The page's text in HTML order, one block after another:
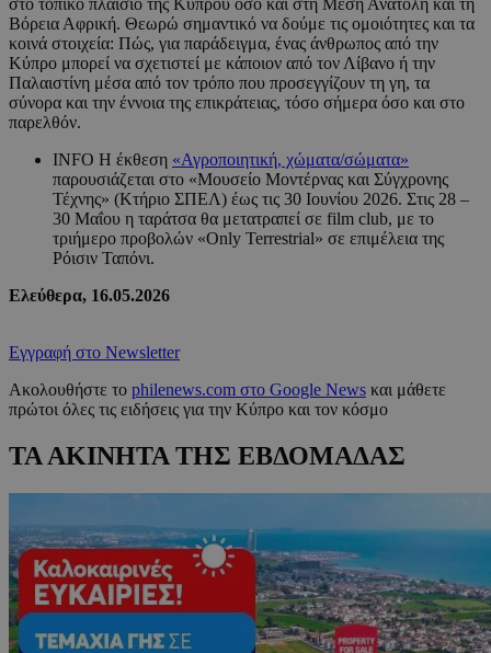
στο τοπικό πλαίσιο της Κύπρου όσο και στη Μέση Ανατολή και τη
Βόρεια Αφρική. Θεωρώ σημαντικό να δούμε τις ομοιότητες και τα
κοινά στοιχεία: Πώς, για παράδειγμα, ένας άνθρωπος από την
Κύπρο μπορεί να σχετιστεί με κάποιον από τον Λίβανο ή την
Παλαιστίνη μέσα από τον τρόπο που προσεγγίζουν τη γη, τα
σύνορα και την έννοια της επικράτειας, τόσο σήμερα όσο και στο
παρελθόν.
INFO Η έκθεση «Αγροποιητική, χώματα/σώματα»
παρουσιάζεται στο «Μουσείο Μοντέρνας και Σύγχρονης
Τέχνης» (Κτήριο ΣΠΕΛ) έως τις 30 Ιουνίου 2026. Στις 28 –
30 Μαΐου η ταράτσα θα μετατραπεί σε film club, με το
τριήμερο προβολών «Only Terrestrial» σε επιμέλεια της
Ρόισιν Ταπόνι.
Ελεύθερα, 16.05.2026
Εγγραφή στο Newsletter
Ακολουθήστε το philenews.com στο Google News και μάθετε
πρώτοι όλες τις ειδήσεις για την Κύπρο και τον κόσμο
ΤΑ ΑΚΙΝΗΤΑ ΤΗΣ ΕΒΔΟΜΑΔΑΣ